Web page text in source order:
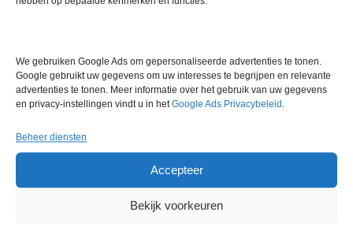
We gebruiken Google Ads om gepersonaliseerde advertenties te tonen.
Google gebruikt uw gegevens om uw interesses te begrijpen en relevante
advertenties te tonen. Meer informatie over het gebruik van uw gegevens
en privacy-instellingen vindt u in hetGoogle Ads Privacybeleid .
Beheer diensten
Accepteer
Bekijk voorkeuren